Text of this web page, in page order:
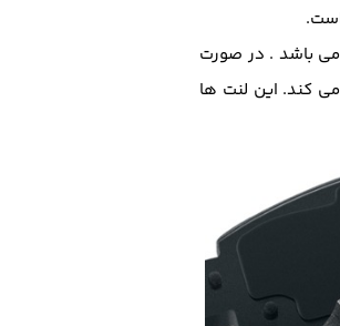
باشد . در صورت
کند. این لنت ها